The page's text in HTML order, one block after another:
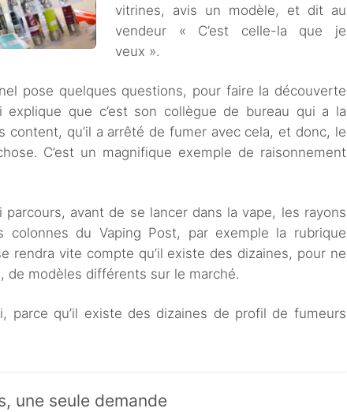
vitrines, avis un modèle, et dit au
vendeur « C’est celle-la que je
veux ».
pose quelques questions, pour faire la découverte
que c’est son collègue de bureau qui a la
content, qu’il a arrêté de fumer avec cela, et donc, le
C’est un magnifique exemple de raisonnement
avant de se lancer dans la vape, les rayons
colonnes du Vaping Post, par exemple la rubrique
rendra vite compte qu’il existe des dizaines, pour ne
de modèles différents sur le marché.
parce qu’il existe des dizaines de profil de fumeurs
une seule demande